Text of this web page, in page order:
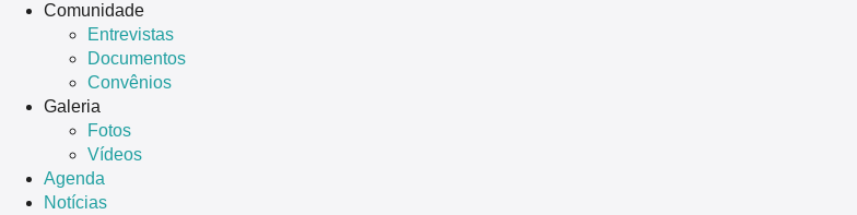
Comunidade
Entrevistas
Documentos
Convênios
Galeria
Fotos
Vídeos
Agenda
Notícias